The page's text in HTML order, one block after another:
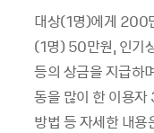
대상(1명)에게 200
(1명) 50만원, 인기
등의 상금을 지급하
동을 많이 한 이용자
방법 등 자세한 내용